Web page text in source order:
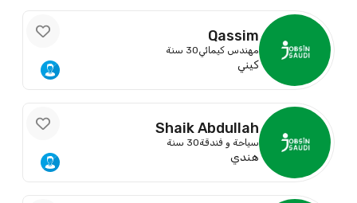
Qassim
مهندس كيمائي30 سنة
كيني
Shaik Abdullah
سياحة و فندقة30 سنة
هندي